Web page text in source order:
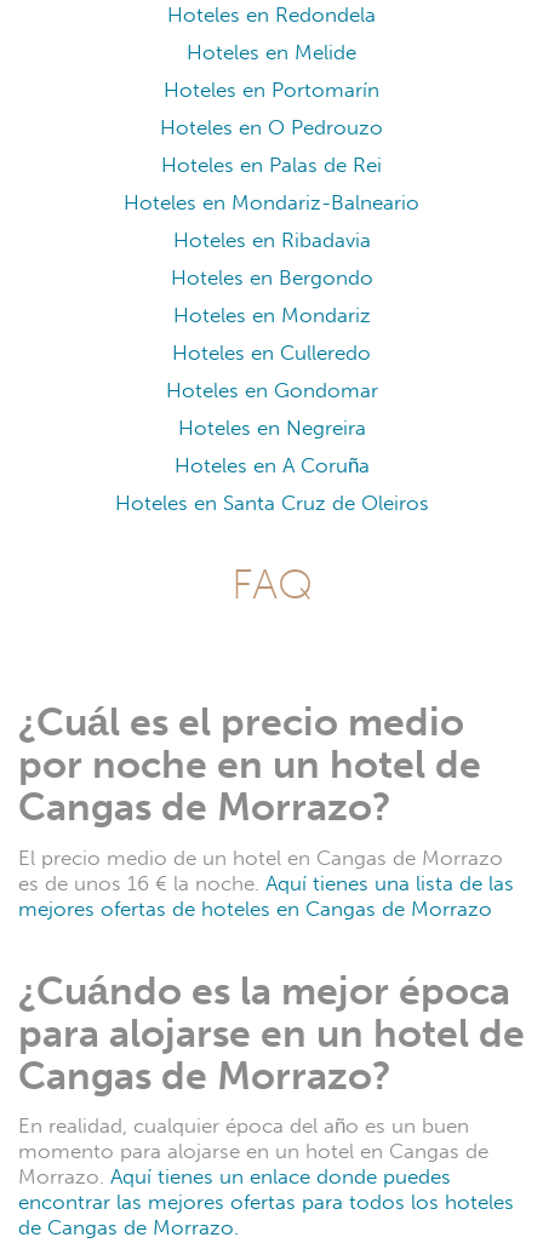
Hoteles en Redondela
Hoteles en Melide
Hoteles en Portomarín
Hoteles en O Pedrouzo
Hoteles en Palas de Rei
Hoteles en Mondariz-Balneario
Hoteles en Ribadavia
Hoteles en Bergondo
Hoteles en Mondariz
Hoteles en Culleredo
Hoteles en Gondomar
Hoteles en Negreira
Hoteles en A Coruña
Hoteles en Santa Cruz de Oleiros
FAQ
¿Cuál es el precio medio
por noche en un hotel de
Cangas de Morrazo?
El precio medio de un hotel en Cangas de Morrazo
es de unos 16 € la noche. Aquí tienes una lista de las
mejores ofertas de hoteles en Cangas de Morrazo
¿Cuándo es la mejor época
para alojarse en un hotel de
Cangas de Morrazo?
En realidad, cualquier época del año es un buen
momento para alojarse en un hotel en Cangas de
Morrazo. Aquí tienes un enlace donde puedes
encontrar las mejores ofertas para todos los hoteles
de Cangas de Morrazo.